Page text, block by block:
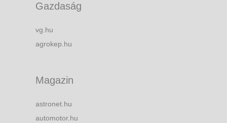
Gazdaság
vg.hu
agrokep.hu
Magazin
astronet.hu
automotor.hu